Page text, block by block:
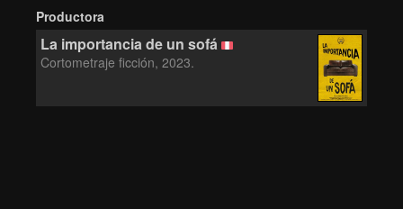
Productora
La importancia de un sofá
Cortometraje ficción, 2023.